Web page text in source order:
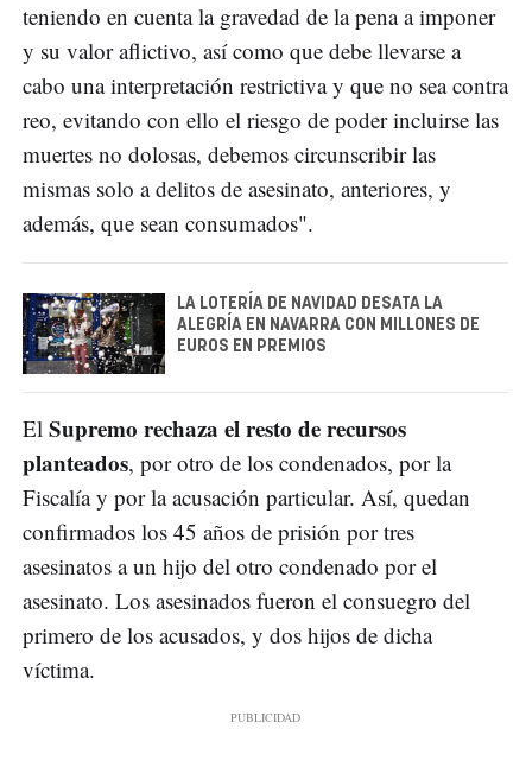
teniendo en cuenta la gravedad de la pena a imponer
y su valor aflictivo, así como que debe llevarse a
cabo una interpretación restrictiva y que no sea contra
reo, evitando con ello el riesgo de poder incluirse las
muertes no dolosas, debemos circunscribir las
mismas solo a delitos de asesinato, anteriores, y
además, que sean consumados".
LA LOTERÍA DE NAVIDAD DESATA LA
ALEGRÍA EN NAVARRA CON MILLONES DE
EUROS EN PREMIOS
El Supremo rechaza el resto de recursos
planteados, por otro de los condenados, por la
Fiscalía y por la acusación particular. Así, quedan
confirmados los 45 años de prisión por tres
asesinatos a un hijo del otro condenado por el
asesinato. Los asesinados fueron el consuegro del
primero de los acusados, y dos hijos de dicha
víctima.